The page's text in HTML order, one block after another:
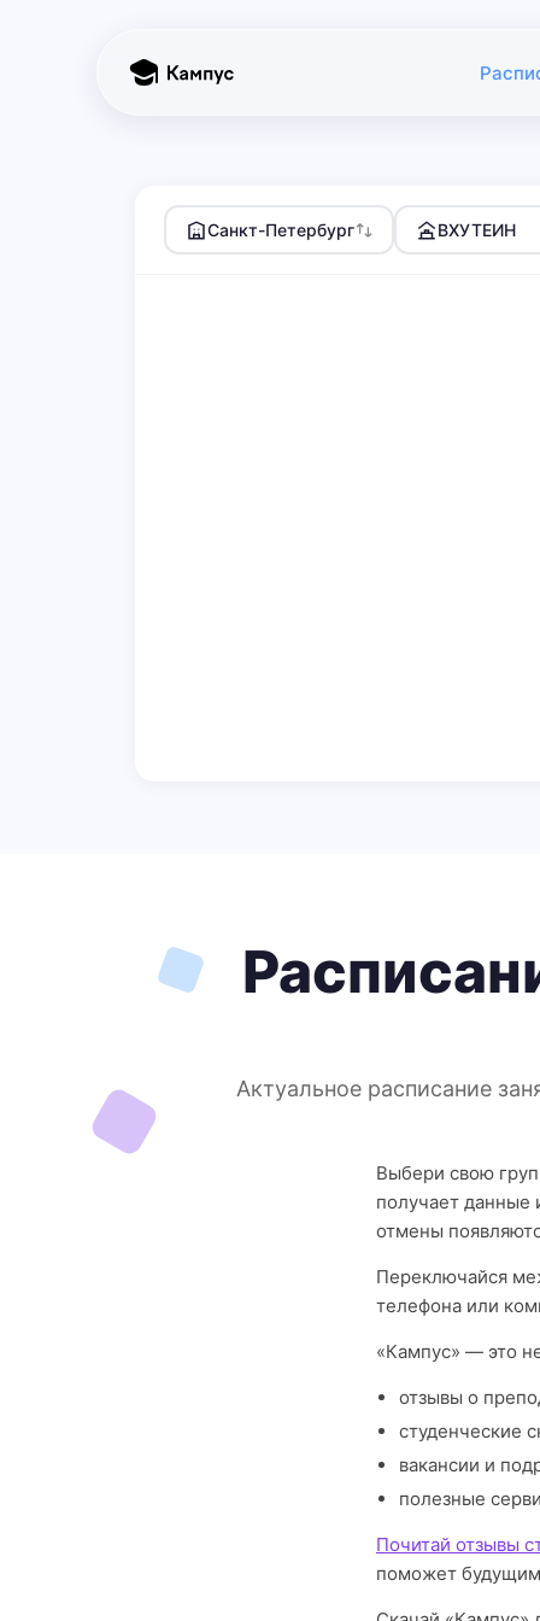
Санкт-Петербург ВХУТЕИН
Актуальное расписание
Выбери свою
получает данные
отмены
Переключайся
телефона или
«Кампус» — это
отзывы о
студенческие
вакансии и
полезные
Почитай отзывы
поможет